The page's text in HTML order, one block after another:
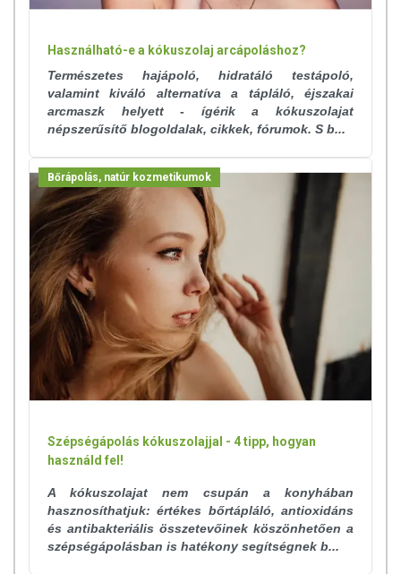
Használható-e a kókuszolaj arcápoláshoz?
Természetes hajápoló, hidratáló testápoló,
valamint kiváló alternatíva a tápláló, éjszakai
arcmaszk helyett - ígérik a kókuszolajat
népszerűsítő blogoldalak, cikkek, fórumok. S b...
Bőrápolás, natúr kozmetikumok
Szépségápolás kókuszolajjal - 4 tipp, hogyan
használd fel!
A kókuszolajat nem csupán a konyhában
hasznosíthatjuk: értékes bőrtápláló, antioxidáns
és antibakteriális összetevőinek köszönhetően a
szépségápolásban is hatékony segítségnek b...